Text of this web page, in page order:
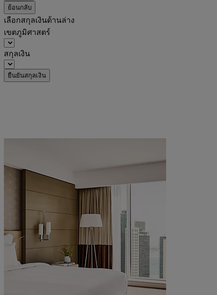
ย้อนกลับ
เลือกสกุลเงินด้านล่าง
เขตภูมิศาสตร์
สกุลเงิน
ยืนยันสกุลเงิน